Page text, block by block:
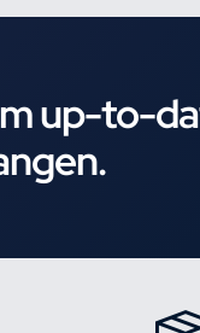
up-to-